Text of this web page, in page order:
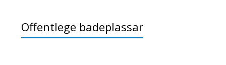
Offentlege badeplassar